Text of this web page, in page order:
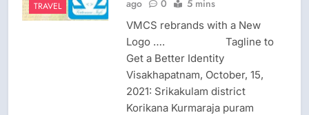
TRAVEL
ago
0 5 mins
VMCS rebrands with a New
Logo …. Tagline to
Get a Better Identity
Visakhapatnam, October, 15,
2021: Srikakulam district
Korikana Kurmaraja puram